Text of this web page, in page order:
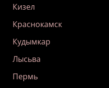
Кизел
Краснокамск
Кудымкар
Лысьва
Пермь